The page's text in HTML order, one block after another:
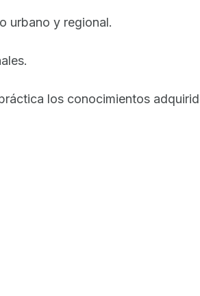
urbano y regional.
los conocimientos